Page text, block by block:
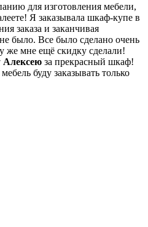
для изготовления мебели,
Я заказывала шкаф-купе в
заказа и заканчивая
было. Все было сделано очень
же мне ещё скидку сделали!
Алексею за прекрасный шкаф!
буду заказывать только